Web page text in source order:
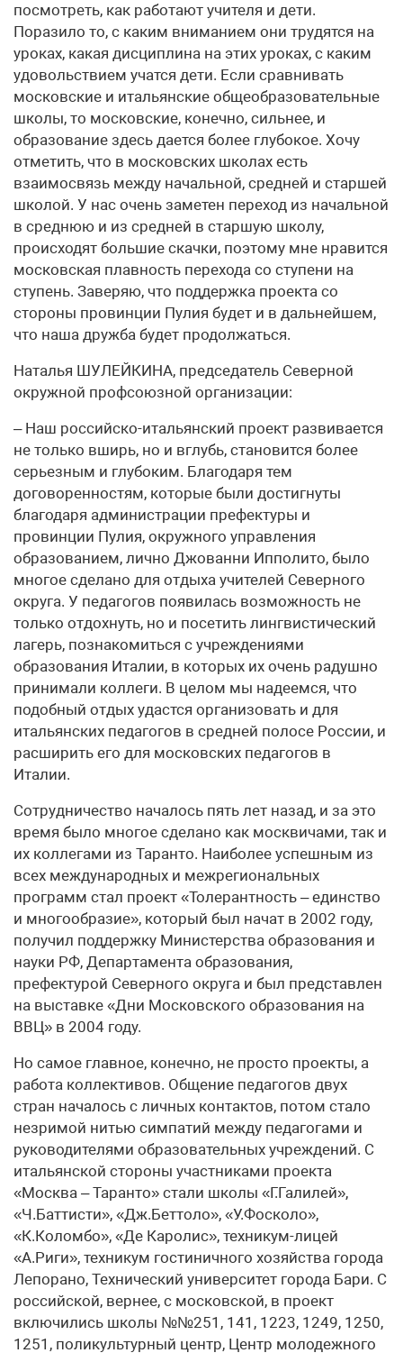
посмотреть, как работают учителя и дети.
Поразило то, с каким вниманием они трудятся на
уроках, какая дисциплина на этих уроках, с каким
удовольствием учатся дети. Если сравнивать
московские и итальянские общеобразовательные
школы, то московские, конечно, сильнее, и
образование здесь дается более глубокое. Хочу
отметить, что в московских школах есть
взаимосвязь между начальной, средней и старшей
школой. У нас очень заметен переход из начальной
в среднюю и из средней в старшую школу,
происходят большие скачки, поэтому мне нравится
московская плавность перехода со ступени на
ступень. Заверяю, что поддержка проекта со
стороны провинции Пулия будет и в дальнейшем,
что наша дружба будет продолжаться.
Наталья ШУЛЕЙКИНА, председатель Северной
окружной профсоюзной организации:
– Наш российско-итальянский проект развивается
не только вширь, но и вглубь, становится более
серьезным и глубоким. Благодаря тем
договоренностям, которые были достигнуты
благодаря администрации префектуры и
провинции Пулия, окружного управления
образованием, лично Джованни Ипполито, было
многое сделано для отдыха учителей Северного
округа. У педагогов появилась возможность не
только отдохнуть, но и посетить лингвистический
лагерь, познакомиться с учреждениями
образования Италии, в которых их очень радушно
принимали коллеги. В целом мы надеемся, что
подобный отдых удастся организовать и для
итальянских педагогов в средней полосе России, и
расширить его для московских педагогов в
Италии.
Сотрудничество началось пять лет назад, и за это
время было многое сделано как москвичами, так и
их коллегами из Таранто. Наиболее успешным из
всех международных и межрегиональных
программ стал проект «Толерантность – единство
и многообразие», который был начат в 2002 году,
получил поддержку Министерства образования и
науки РФ, Департамента образования,
префектурой Северного округа и был представлен
на выставке «Дни Московского образования на
ВВЦ» в 2004 году.
Но самое главное, конечно, не просто проекты, а
работа коллективов. Общение педагогов двух
стран началось с личных контактов, потом стало
незримой нитью симпатий между педагогами и
руководителями образовательных учреждений. С
итальянской стороны участниками проекта
«Москва – Таранто» стали школы «Г.Галилей»,
«Ч.Баттисти», «Дж.Беттоло», «У.Фосколо»,
«К.Коломбо», «Де Каролис», техникум-лицей
«А.Риги», техникум гостиничного хозяйства города
Лепорано, Технический университет города Бари. С
российской, вернее, с московской, в проект
включились школы №№251, 141, 1223, 1249, 1250,
1251, поликультурный центр, Центр молодежного